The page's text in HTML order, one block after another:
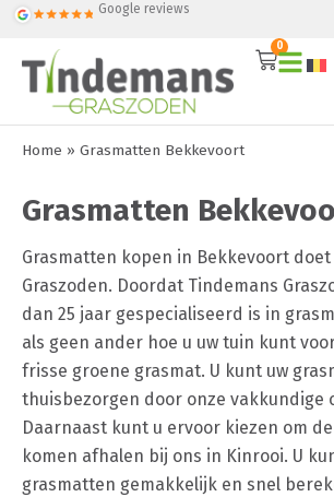
Google reviews
0
Home » Grasmatten Bekkevoort
Grasmatten
Grasmatten kopen in Bekkevoort
Graszoden. Doordat Tindemans
dan 25 jaar gespecialiseerd is in
als geen ander hoe u uw tuin kunt
frisse groene grasmat. U kunt uw
thuisbezorgen door onze vakkundige
Daarnaast kunt u ervoor kiezen om
komen afhalen bij ons in Kinrooi. U
grasmatten gemakkelijk en snel